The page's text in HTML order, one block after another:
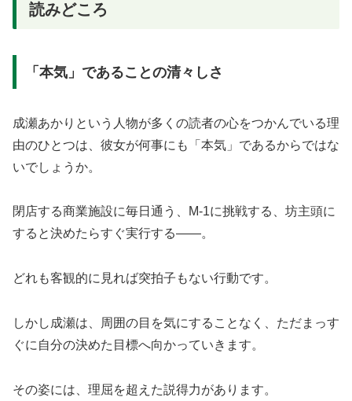
読みどころ
「本気」であることの清々しさ
成瀬あかりという人物が多くの読者の心をつかんでいる理
由のひとつは、彼女が何事にも「本気」であるからではな
いでしょうか。
閉店する商業施設に毎日通う、M-1に挑戦する、坊主頭に
すると決めたらすぐ実行する——。
どれも客観的に見れば突拍子もない行動です。
しかし成瀬は、周囲の目を気にすることなく、ただまっす
ぐに自分の決めた目標へ向かっていきます。
その姿には、理屈を超えた説得力があります。